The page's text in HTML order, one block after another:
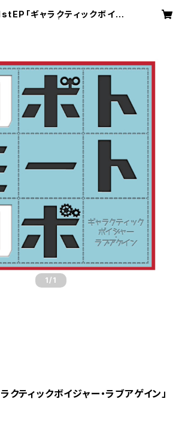
「ギャラクティックボイジ
1 /1
クティックボイジャー・ラブアゲイン」